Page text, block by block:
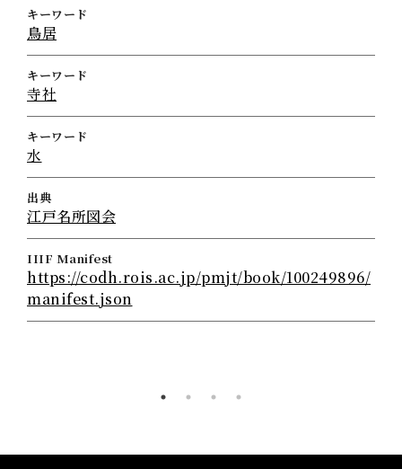
キーワード
鳥居
キーワード
寺社
キーワード
水
出典
江戸名所図会
IIIF Manifest
https://codh.rois.ac.jp/pmjt/book/100249896/
manifest.json